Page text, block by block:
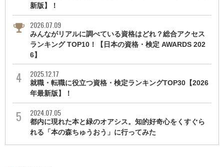
新版】！
2026.07.09
みんながリアルに調べている資格はどれ？総合アクセス
ランキング TOP10！【日本の資格・検定 AWARDS 202
6】
2025.12.17
就職・転職に役立つ資格・検定ランキングTOP30【2026
年最新版】！
2024.07.05
都内に現れた本と緑のオアシス。知的好奇心をくすぐら
れる「本の森ちゅうおう」に行ってみた